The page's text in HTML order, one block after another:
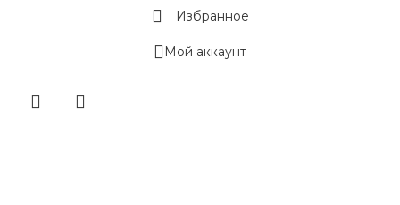
Избранное
Мой аккаунт